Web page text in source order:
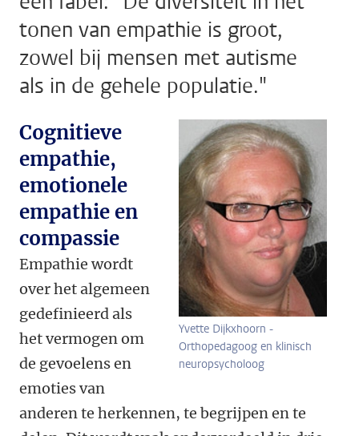
tonen van empathie is groot,
zowel bij mensen met autisme
als in de gehele populatie."
Yvette Dijkxhoorn -
Orthopedagoog en klinisch
neuropsycholoog
Cognitieve
empathie,
emotionele
empathie en
compassie
Empathie wordt
over het algemeen
gedefinieerd als
het vermogen om
de gevoelens en
emoties van
anderen te herkennen, te begrijpen en te